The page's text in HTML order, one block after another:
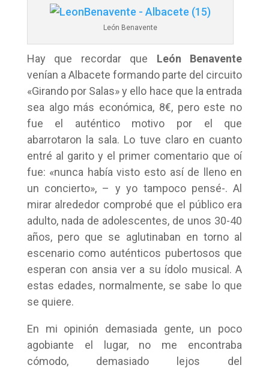
León Benavente
Hay que recordar que León Benavente
venían a Albacete formando parte del circuito
«Girando por Salas» y ello hace que la entrada
sea algo más económica, 8€, pero este no
fue el auténtico motivo por el que
abarrotaron la sala. Lo tuve claro en cuanto
entré al garito y el primer comentario que oí
fue: «nunca había visto esto así de lleno en
un concierto», – y yo tampoco pensé-. Al
mirar alrededor comprobé que el público era
adulto, nada de adolescentes, de unos 30-40
años, pero que se aglutinaban en torno al
escenario como auténticos pubertosos que
esperan con ansia ver a su ídolo musical. A
estas edades, normalmente, se sabe lo que
se quiere.
En mi opinión demasiada gente, un poco
agobiante el lugar, no me encontraba
cómodo, demasiado lejos del